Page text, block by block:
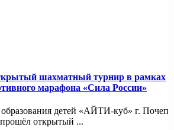
шахматный турнир в рамках
марафона «Сила России»
детей «АЙТИ-куб» г. Почеп
открытый ...